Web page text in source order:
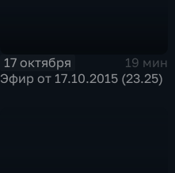
17 октября
19 мин
Эфир от 17.10.2015 (23.25)